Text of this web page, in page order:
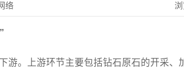
络 浏
游。上游环节主要包括钻石原石的开采、